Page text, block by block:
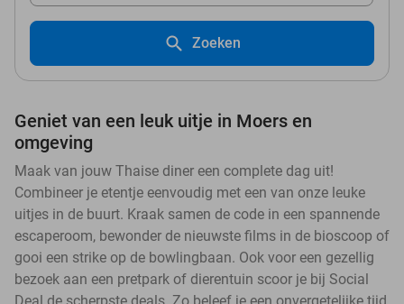
Zoeken
Geniet van een leuk uitje in Moers en
omgeving
Maak van jouw Thaise diner een complete dag uit!
Combineer je etentje eenvoudig met een van onze leuke
uitjes in de buurt. Kraak samen de code in een spannende
escaperoom, bewonder de nieuwste films in de bioscoop of
gooi een strike op de bowlingbaan. Ook voor een gezellig
bezoek aan een pretpark of dierentuin scoor je bij Social